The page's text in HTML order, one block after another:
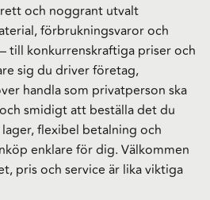
och noggrant utvalt
förbrukningsvaror och
konkurrenskraftiga priser och
sig du driver företag,
handla som privatperson ska
smidigt att beställa det du
flexibel betalning och
enklare för dig. Välkommen
pris och service är lika viktiga